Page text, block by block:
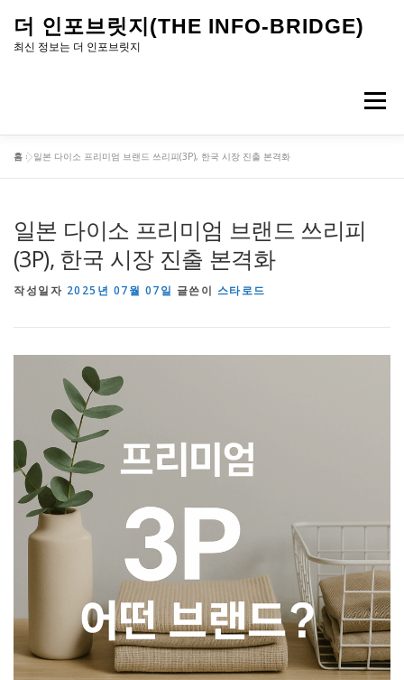
로
가
더 인포브릿지(THE INFO-BRIDGE)
최신 정보는 더 인포브릿지
메뉴
홈 »일본 다이소 프리미엄 브랜드 쓰리피(3P), 한국 시장 진출 본격화
일본 다이소 프리미엄 브랜드 쓰리피
(3P), 한국 시장 진출 본격화
작성일자 2025년 07월 07일 글쓴이 스타로드